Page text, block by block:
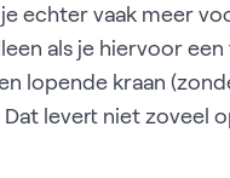
echter vaak meer
als je hiervoor
lopende kraan
levert niet zoveel